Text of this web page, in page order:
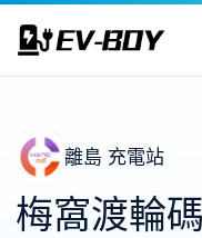
離島 充電站
梅窩渡輪